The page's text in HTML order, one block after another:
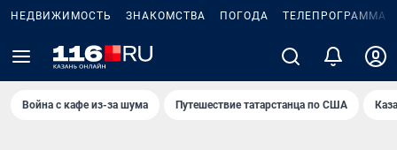
НЕДВИЖИМОСТЬ ЗНАКОМСТВА ПОГОДА ТЕЛЕПРОГРАММА
Война с кафе из-за шума Путешествие татарстанца по США